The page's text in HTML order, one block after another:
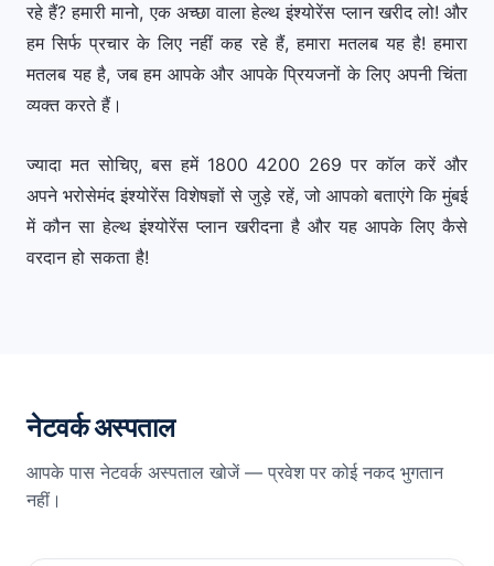
रहे हैं? हमारी मानो, एक अच्छा वाला हेल्थ इंश्योरेंस प्लान खरीद लो! और
हम सिर्फ प्रचार के लिए नहीं कह रहे हैं, हमारा मतलब यह है! हमारा
मतलब यह है, जब हम आपके और आपके प्रियजनों के लिए अपनी चिंता
व्यक्त करते हैं।
ज्यादा मत सोचिए, बस हमें 1800 4200 269 पर कॉल करें और
अपने भरोसेमंद इंश्योरेंस विशेषज्ञों से जुड़े रहें, जो आपको बताएंगे कि मुंबई
में कौन सा हेल्थ इंश्योरेंस प्लान खरीदना है और यह आपके लिए कैसे
वरदान हो सकता है!
नेटवर्क अस्पताल
आपके पास नेटवर्क अस्पताल खोजें — प्रवेश पर कोई नकद भुगतान
नहीं।